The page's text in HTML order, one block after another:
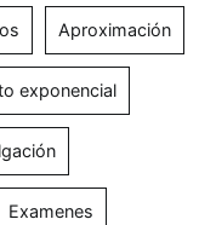
Aproximación
exponencial
Examenes